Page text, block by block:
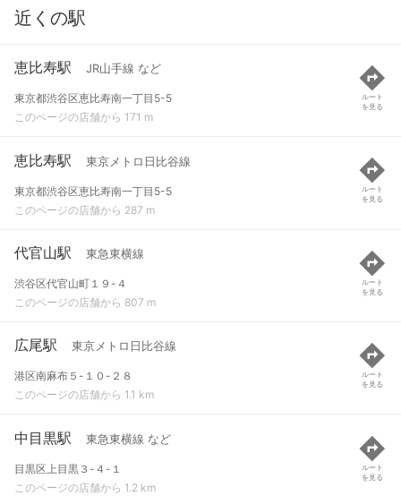
近くの駅
恵比寿駅 JR山手線 など
東京都渋谷区恵比寿南一丁目5-5
このページの店舗から 171 m
ルート
を見る
恵比寿駅 東京メトロ日比谷線
東京都渋谷区恵比寿南一丁目5-5
このページの店舗から 287 m
ルート
を見る
代官山駅 東急東横線
渋谷区代官山町１９-４
このページの店舗から 807 m
ルート
を見る
広尾駅 東京メトロ日比谷線
港区南麻布５-１０-２８
このページの店舗から 1.1 km
ルート
を見る
中目黒駅 東急東横線 など
目黒区上目黒３-４-１
このページの店舗から 1.2 km
ルート
を見る